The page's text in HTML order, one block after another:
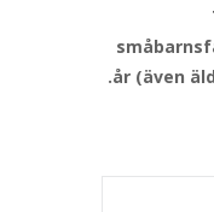
år (även